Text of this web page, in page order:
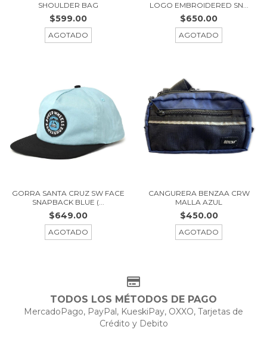
SHOULDER BAG
$599.00
AGOTADO
LOGO EMBROIDERED SN...
$650.00
AGOTADO
GORRA SANTA CRUZ SW FACE
SNAPBACK BLUE (...
$649.00
AGOTADO
CANGURERA BENZAA CRW
MALLA AZUL
$450.00
AGOTADO
TODOS LOS MÉTODOS DE PAGO
MercadoPago, PayPal, KueskiPay, OXXO, Tarjetas de
Crédito y Debito